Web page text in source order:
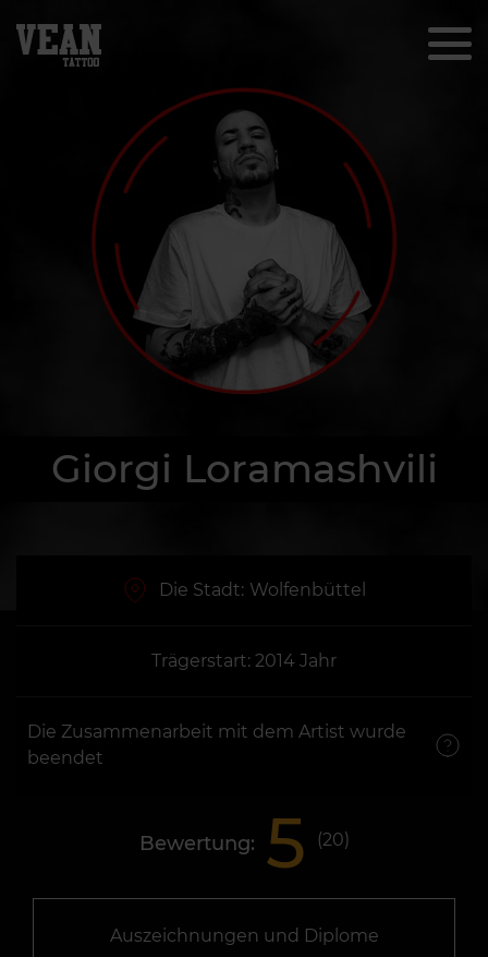
Giorgi Loramashvili
Die Stadt: Wolfenbüttel
Trägerstart: 2014 Jahr
Die Zusammenarbeit mit dem Artist wurde
beendet
Bewertung: 5 (20)
Auszeichnungen und Diplome